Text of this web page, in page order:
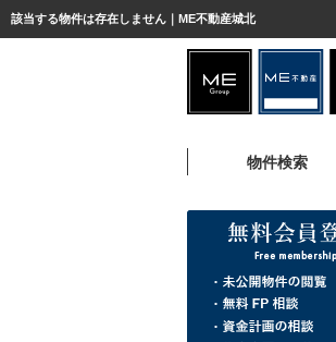
該当する物件は存在しません｜ME不動産城北
物件検索